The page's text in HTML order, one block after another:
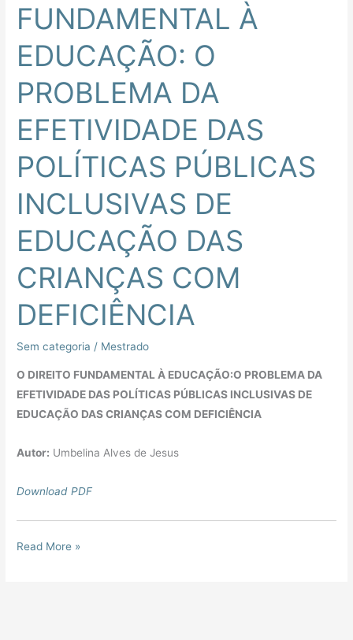
FUNDAMENTAL À
EDUCAÇÃO: O
PROBLEMA DA
EFETIVIDADE DAS
POLÍTICAS PÚBLICAS
INCLUSIVAS DE
EDUCAÇÃO DAS
CRIANÇAS COM
DEFICIÊNCIA
Sem categoria / Mestrado
O DIREITO FUNDAMENTAL À EDUCAÇÃO:O PROBLEMA DA
EFETIVIDADE DAS POLÍTICAS PÚBLICAS INCLUSIVAS DE
EDUCAÇÃO DAS CRIANÇAS COM DEFICIÊNCIA
Autor: Umbelina Alves de Jesus
Download PDF
FUNDAMENTAL
À
EDUCAÇÃO:
PROBLEMA
EFETIVIDADE
POLÍTICAS
INCLUSIVAS
DE
EDUCAÇÃO
DAS
CRIANÇAS
COM
DEFICIÊNCIA
Read More »